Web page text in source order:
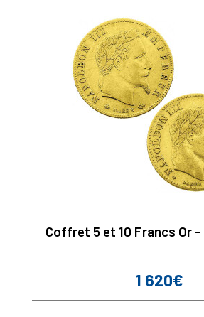
Coffret 5 et 10 Francs Or -
Prix
1 620€